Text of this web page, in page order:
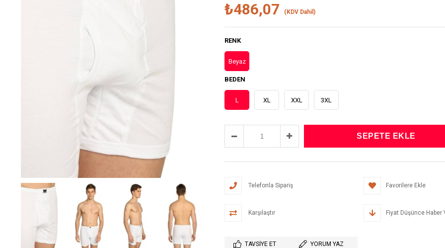
₺486,07 (KDV Dahil)
RENK
Beyaz
BEDEN
L XL XXL 3XL
Telefonla Sipariş Favorilere Ekle
Karşılaştır Fiyat Düşünce Haber
TAVSIYE ET YORUM YAZ